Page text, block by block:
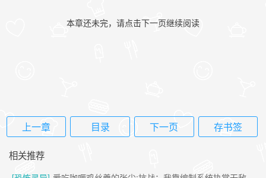
本章还未完，请点击下一页继续阅读
上一章 目录 下一页 存书签
相关推荐